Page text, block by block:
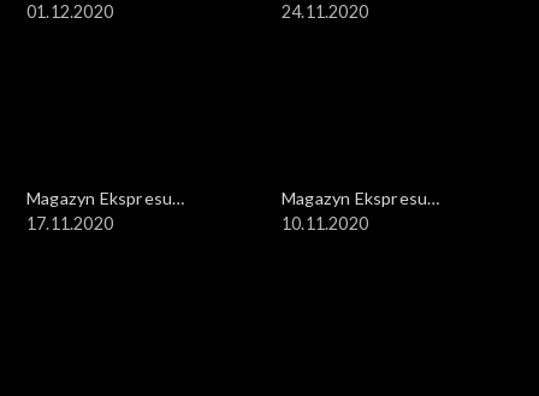
Reporterów
01.12.2020
Reporterów
24.11.2020
Magazyn Ekspresu
Reporterów
17.11.2020
Magazyn Ekspresu
Reporterów
10.11.2020